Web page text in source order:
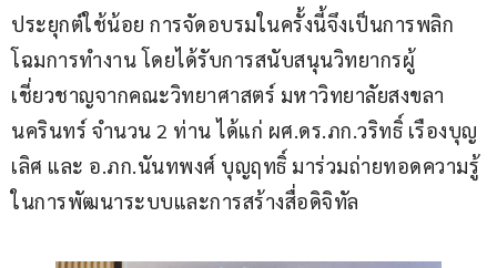
ประยุกต์ใช้น้อย การจัดอบรมในครั้งนี้จึงเป็นการพลิก
โฉมการทำงาน โดยได้รับการสนับสนุนวิทยากรผู้
เชี่ยวชาญจากคณะวิทยาศาสตร์ มหาวิทยาลัยสงขลา
นครินทร์ จำนวน 2 ท่าน ได้แก่ ผศ.ดร.ภก.วริทธิ์ เรืองบุญ
เลิศ และ อ.ภก.นันทพงศ์ บุญฤทธิ์ มาร่วมถ่ายทอดความรู้
ในการพัฒนาระบบและการสร้างสื่อดิจิทัล